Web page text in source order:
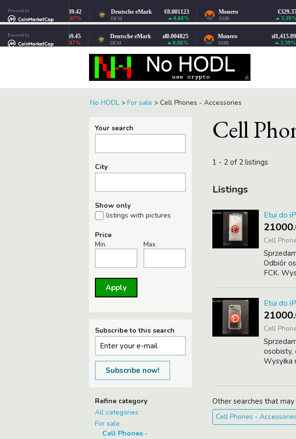
No HODL > For sale > Cell Phones - Accessories
Your search
City
Show only
listings with pictures
Price
Min. Max.
Apply
Subscribe to this search
Subscribe now!
Refine category
All categories
For sale
Cell Phones -
Cell
1 - 2 of 2 listings
Listings
Etui do
Cell
Odbiór
FCK.
Etui do
Cell
osobisty,
Wysyłka
Other searches that
Cell Phones -